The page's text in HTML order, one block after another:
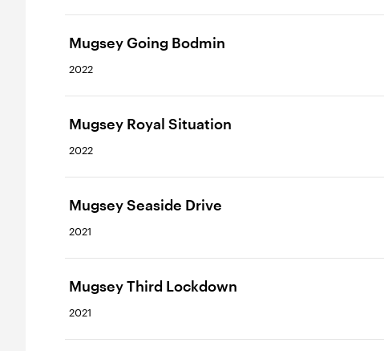
Mugsey Going Bodmin
2022
Mugsey Royal Situation
2022
Mugsey Seaside Drive
2021
Mugsey Third Lockdown
2021